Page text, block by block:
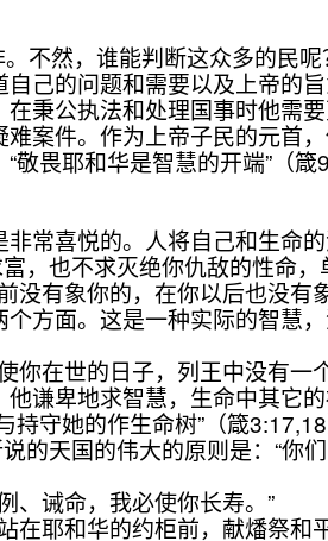
不然，谁能判断这众多的民呢
的问题和需要以及上帝的
秉公执法和处理国事时他需
案件。作为上帝子民的元首
畏耶和华是智慧的开端”（
喜悦的。人将自己和生命的
，也不求灭绝你仇敌的性命，
有象你的，在你以后也没有
面。这是一种实际的智慧
在世的日子，列王中没有一
卑地求智慧，生命中其它的
持守她的作生命树”（箴
的天国的伟大的原则是：“你
、诫命，我必使你长寿。”
耶和华的约柜前，献燔祭和